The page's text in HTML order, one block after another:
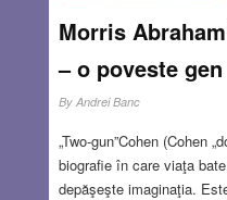
Morris
– o poveste
By Andrei Banc
„Two-gun”Cohen (Cohen
biografie în care viaţa
depăşeşte imaginaţia.